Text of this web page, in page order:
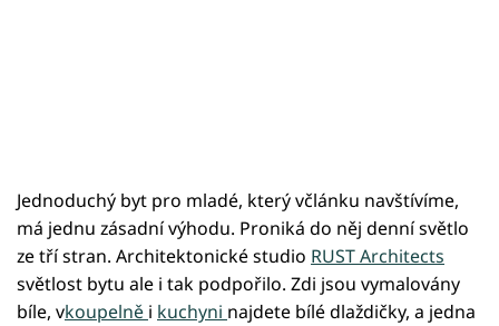
Jednoduchý byt pro mladé, který včlánku navštívíme,
má jednu zásadní výhodu. Proniká do něj denní světlo
ze tří stran. Architektonické studio RUST Architects
světlost bytu ale i tak podpořilo. Zdi jsou vymalovány
bíle, vkoupelně i kuchyni najdete bílé dlaždičky, a jedna